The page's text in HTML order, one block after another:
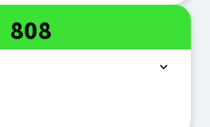
Linie
808